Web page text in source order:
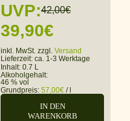
UVP:42,00€
Ursprünglicher
Preis
war:
42,00€
39,90€
Aktueller
Preis
ist:
39,90€.
inkl. MwSt. zzgl. Versand
Lieferzeit: ca. 1-3 Werktage
Inhalt: 0.7 L
Alkoholgehalt:
46 % vol
Grundpreis: 57,00€ /l
IN DEN
WARENKORB